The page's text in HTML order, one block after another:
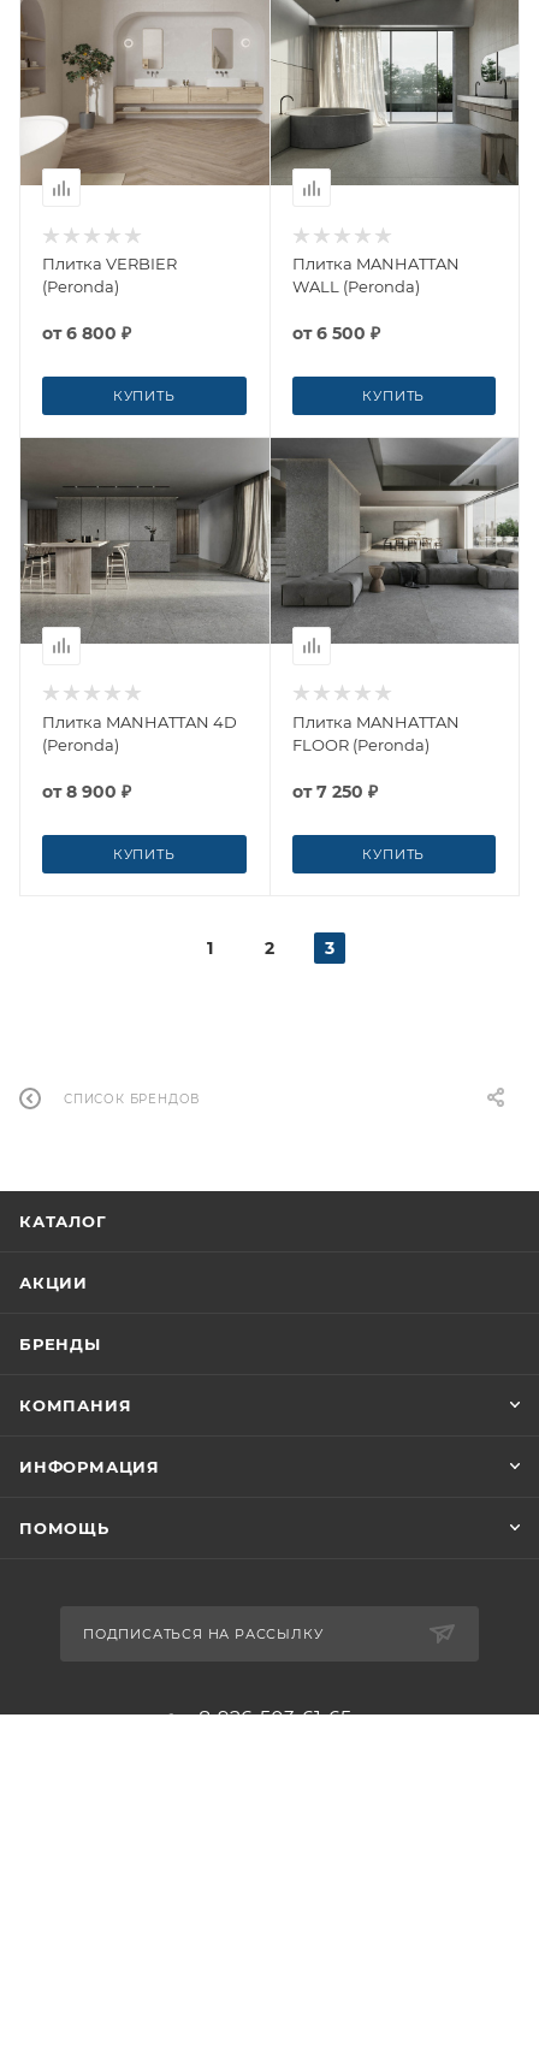
Плитка VERBIER
(Peronda)
от6 800 ₽
КУПИТЬ
Плитка MANHATTAN
WALL (Peronda)
от6 500 ₽
КУПИТЬ
Плитка MANHATTAN 4D
(Peronda)
от8 900 ₽
КУПИТЬ
Плитка MANHATTAN
FLOOR (Peronda)
от7 250 ₽
КУПИТЬ
1 2 3
СПИСОК БРЕНДОВ
КАТАЛОГ
АКЦИИ
БРЕНДЫ
КОМПАНИЯ
ИНФОРМАЦИЯ
ПОМОЩЬ
ПОДПИСАТЬСЯ НА РАССЫЛКУ
8-926-503-61-65